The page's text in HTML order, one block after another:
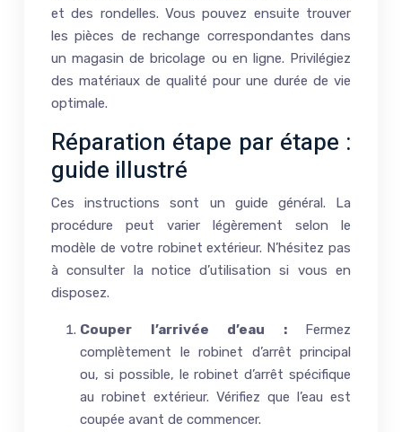
et des rondelles. Vous pouvez ensuite trouver
les pièces de rechange correspondantes dans
un magasin de bricolage ou en ligne. Privilégiez
des matériaux de qualité pour une durée de vie
optimale.
Réparation étape par étape :
guide illustré
Ces instructions sont un guide général. La
procédure peut varier légèrement selon le
modèle de votre robinet extérieur. N’hésitez pas
à consulter la notice d’utilisation si vous en
disposez.
Couper l’arrivée d’eau : Fermez
complètement le robinet d’arrêt principal
ou, si possible, le robinet d’arrêt spécifique
au robinet extérieur. Vérifiez que l’eau est
coupée avant de commencer.